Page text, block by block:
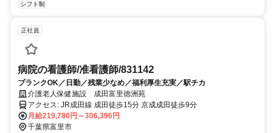
シフト制
正社員
病院の看護師/准看護師/831142
ブランクOK／日勤／残業少なめ／福利厚生充実／駅チカ
介護老人保健施設 成田富里徳洲苑
アクセス: JR成田線 成田徒歩15分 京成成田徒歩9分
月給219,780円～306,396円
千葉県富里市